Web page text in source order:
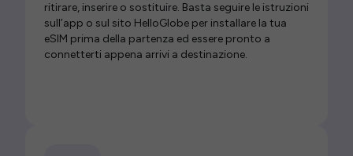
ritirare, inserire o sostituire. Basta seguire le istruzioni
sull’app o sul sito HelloGlobe per installare la tua
eSIM prima della partenza ed essere pronto a
connetterti appena arrivi a destinazione.